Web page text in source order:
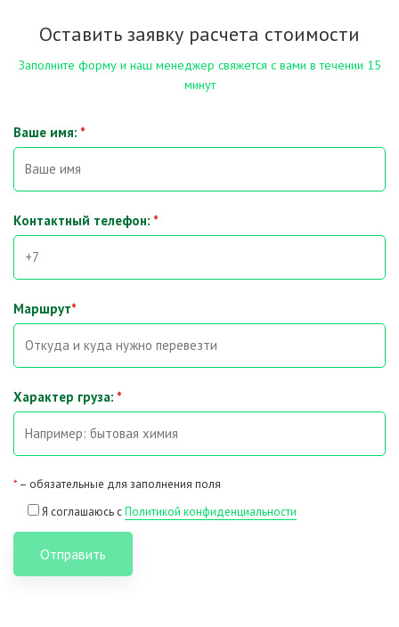
Оставить заявку расчета стоимости
Заполните форму и наш менеджер свяжется с вами в течении 15
минут
Ваше имя: *
Контактный телефон: *
Маршрут*
Характер груза: *
* – обязательные для заполнения поля
Я соглашаюсь сПолитикой конфиденциальности
Отправить